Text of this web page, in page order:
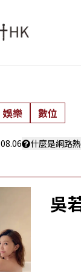
娛樂 數位
什麼是網路
吳